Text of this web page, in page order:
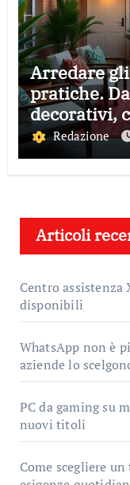
Arredare
pratiche.
decorativi,
ambiente
all’aperto
Redazione
Articoli
Centro
disponibili
WhatsApp non è
aziende lo
PC da gaming su
nuovi titoli
Come scegliere